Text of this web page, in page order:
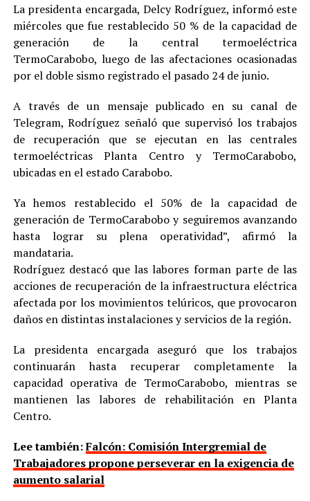
La presidenta encargada, Delcy Rodríguez, informó este
miércoles que fue restablecido 50 % de la capacidad de
generación de la central termoeléctrica
TermoCarabobo, luego de las afectaciones ocasionadas
por el doble sismo registrado el pasado 24 de junio.
A través de un mensaje publicado en su canal de
Telegram, Rodríguez señaló que supervisó los trabajos
de recuperación que se ejecutan en las centrales
termoeléctricas Planta Centro y TermoCarabobo,
ubicadas en el estado Carabobo.
Ya hemos restablecido el 50% de la capacidad de
generación de TermoCarabobo y seguiremos avanzando
hasta lograr su plena operatividad”, afirmó la
mandataria.
Rodríguez destacó que las labores forman parte de las
acciones de recuperación de la infraestructura eléctrica
afectada por los movimientos telúricos, que provocaron
daños en distintas instalaciones y servicios de la región.
La presidenta encargada aseguró que los trabajos
continuarán hasta recuperar completamente la
capacidad operativa de TermoCarabobo, mientras se
mantienen las labores de rehabilitación en Planta
Centro.
Lee también:Falcón: Comisión Intergremial de
Trabajadores propone perseverar en la exigencia de
aumento salarial